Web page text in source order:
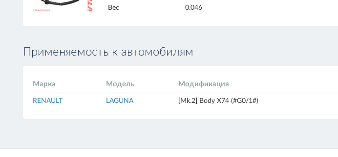
Вес 0.046
Применяемость к автомобилям
Марка Модель Модификация
RENAULT LAGUNA [Mk.2] Body X74 (#G0/1#)